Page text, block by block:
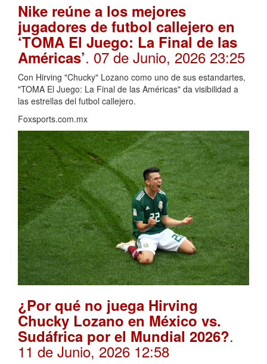
Nike reúne a los mejores
jugadores de futbol callejero en
‘TOMA El Juego: La Final de las
Américas’. 07 de Junio, 2026 23:25
Con Hirving "Chucky" Lozano como uno de sus estandartes,
"TOMA El Juego: La Final de las Américas" da visibilidad a
las estrellas del futbol callejero.
Foxsports.com.mx
¿Por qué no juega Hirving
Chucky Lozano en México vs.
Sudáfrica por el Mundial 2026?.
11 de Junio, 2026 12:58